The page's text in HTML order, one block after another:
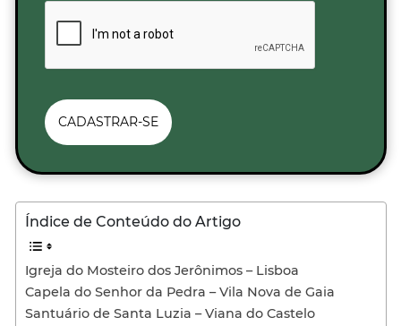
CADASTRAR-SE
Índice de Conteúdo do Artigo
Igreja do Mosteiro dos Jerônimos – Lisboa
Capela do Senhor da Pedra – Vila Nova de Gaia
Santuário de Santa Luzia – Viana do Castelo